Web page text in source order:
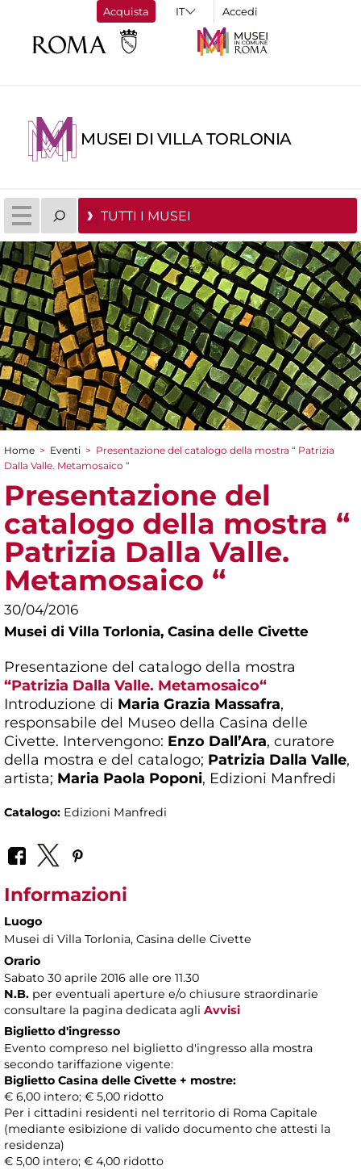
Acquista Accedi
MUSEI DI VILLA TORLONIA
TUTTI I MUSEI
Tu sei qui
Home > Eventi > Presentazione del catalogo della mostra “ Patrizia
Dalla Valle. Metamosaico “
Presentazione del
catalogo della mostra “
Patrizia Dalla Valle.
Metamosaico “
30/04/2016
Musei di Villa Torlonia, Casina delle Civette
Presentazione del catalogo della mostra
“Patrizia Dalla Valle. Metamosaico“
Introduzione di Maria Grazia Massafra,
responsabile del Museo della Casina delle
Civette. Intervengono: Enzo Dall’Ara, curatore
della mostra e del catalogo; Patrizia Dalla Valle,
artista; Maria Paola Poponi, Edizioni Manfredi
Catalogo: Edizioni Manfredi
Informazioni
Luogo
Musei di Villa Torlonia, Casina delle Civette
Orario
Sabato 30 aprile 2016 alle ore 11.30
N.B. per eventuali aperture e/o chiusure straordinarie
consultare la pagina dedicata agli Avvisi
Biglietto d'ingresso
Evento compreso nel biglietto d'ingresso alla mostra
secondo tariffazione vigente:
Biglietto Casina delle Civette + mostre:
€ 6,00 intero; € 5,00 ridotto
Per i cittadini residenti nel territorio di Roma Capitale
(mediante esibizione di valido documento che attesti la
residenza)
€ 5,00 intero; € 4,00 ridotto